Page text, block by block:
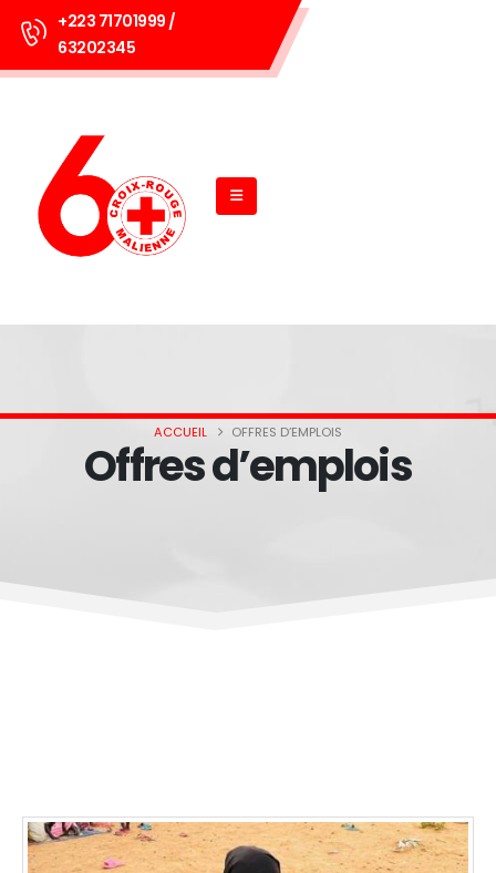
+223 71701999 /
63202345
ACCUEIL OFFRES D’EMPLOIS
Offres d’emplois